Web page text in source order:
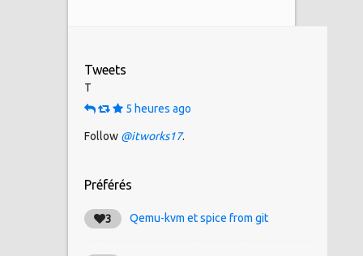
Tweets
T
5 heures ago
Follow @itworks17.
Préférés
3 Qemu-kvm et spice from git